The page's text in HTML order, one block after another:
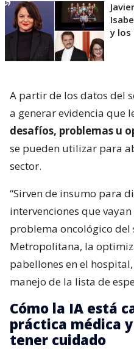
y los
A partir de los datos del
a generar evidencia que
desafíos, problemas u
se pueden utilizar para
sector.
“Sirven de insumo para
intervenciones que
problema oncológico del
Metropolitana, la
pabellones en el
manejo de la lista de
Cómo la IA está
práctica médica
tener cuidado